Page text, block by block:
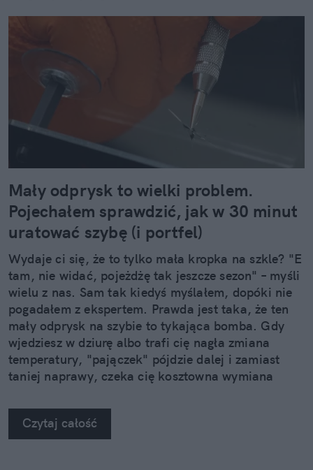
Mały odprysk to wielki problem.
Pojechałem sprawdzić, jak w 30 minut
uratować szybę (i portfel)
Wydaje ci się, że to tylko mała kropka na szkle? "E
tam, nie widać, pojeżdżę tak jeszcze sezon" – myśli
wielu z nas. Sam tak kiedyś myślałem, dopóki nie
pogadałem z ekspertem. Prawda jest taka, że ten
mały odprysk na szybie to tykająca bomba. Gdy
wjedziesz w dziurę albo trafi cię nagła zmiana
temperatury, "pajączek" pójdzie dalej i zamiast
taniej naprawy, czeka cię kosztowna wymiana
na własne oczy zobaczyć, jak profesjonaliści radzą
sobie z takimi uszkodzeniami.
Czytaj całość